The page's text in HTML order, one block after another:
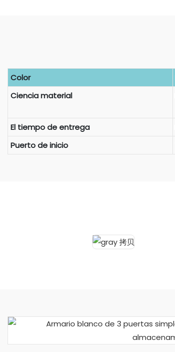
Color
Ciencia material
El tiempo de entrega
Puerto de inicio